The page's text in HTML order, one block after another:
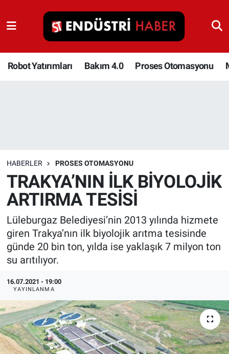
Robot Yatırımları Bakım 4.0 Proses Otomasyonu
HABERLER PROSES OTOMASYONU
TRAKYA’NIN İLK BİYOLOJİK
ARTIRMA TESİSİ
Lüleburgaz Belediyesi’nin 2013 yılında hizmete
giren Trakya’nın ilk biyolojik arıtma tesisinde
günde 20 bin ton, yılda ise yaklaşık 7 milyon ton
su arıtılıyor.
16.07.2021 - 19:00
YAYINLANMA
Robot Yatırımları
Bakım 4.0
Depolama Çözümleri
İnşaat ve Malzeme
HaberOrtak
EndüstriST
Endüstri 4.0 Uygulamaları
Ağır Sanayi Çözümleri